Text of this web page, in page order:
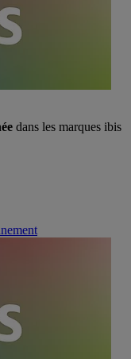
dans les marques ibis